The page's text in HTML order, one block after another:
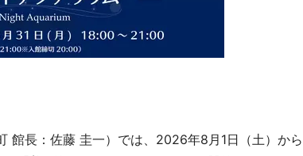
館長：佐藤 圭一）では、2026年8月1日（土）から